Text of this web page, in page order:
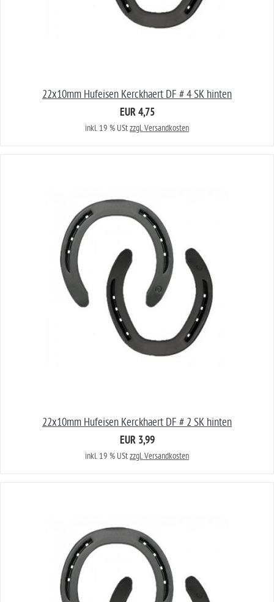
22x10mm Hufeisen Kerckhaert DF # 4 SK hinten
EUR 4,75
inkl. 19 % UStzzgl. Versandkosten
22x10mm Hufeisen Kerckhaert DF # 2 SK hinten
EUR 3,99
inkl. 19 % UStzzgl. Versandkosten